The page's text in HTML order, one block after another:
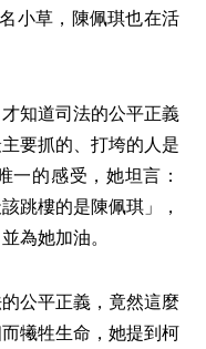
小草，陳佩琪也在活
知道司法的公平正義
要抓的、打垮的人是
一的感受，她坦言：
跳樓的是陳佩琪」，
為她加油。
公平正義，竟然這麼
犧牲生命，她提到柯